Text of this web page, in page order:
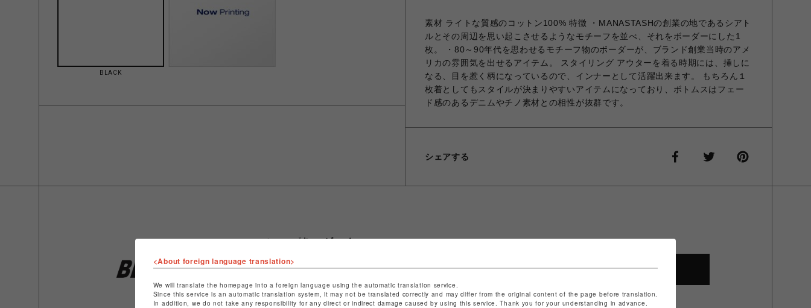
BLACK
素材 ライトな質感のコットン100% 特徴 ・MANASTASHの創業の地であるシアト
ルとその周辺を思い起こさせるようなモチーフを並べ、それをボーダーにした1
枚。 ・80～90年代を思わせるモチーフ物のボーダーが、ブランド創業当時のアメ
リカの雰囲気を出せるアイテム。 スタイリング アウターを着る時期には、挿しに
なる、目を惹く柄になっているので、インナーとして活躍出来ます。 もちろん１
枚着としてもスタイルが決まりやすいアイテムになっており、ボトムスはフェー
ド感のあるデニムやチノ素材との相性が抜群です。
シェアする
ショップ名
ビーバー
店舗名
特定商取引法など法令に基づく表記は こちら
ショップお問い合わせはこちら
SHOP TOP
<About foreign language translation>
We will translate the homepage into a foreign language using the automatic translation service.
Since this service is an automatic translation system, it may not be translated correctly and may differ from the original content of the page before translation.
In addition, we do not take any responsibility for any direct or indirect damage caused by using this service. Thank you for your understanding in advance.